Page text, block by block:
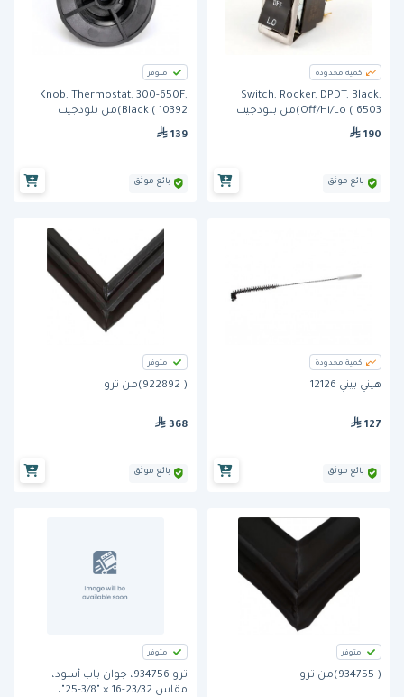
كمية محدودة
Switch, Rocker, DPDT, Black,
Off/Hi/Lo ( 6503)من بلودجيت
190
بائع موثق
متوفر
Knob, Thermostat, 300-650F,
Black ( 10392)من بلودجيت
139
بائع موثق
كمية محدودة
هيني بيني 12126
127
بائع موثق
متوفر
( 922892)من ترو
368
بائع موثق
متوفر
( 934755)من ترو
متوفر
ترو 934756، جوان باب أسود،
مقاس ‎25-3/8" × ‎16-23/32"،